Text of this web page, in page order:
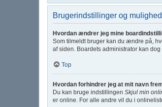
Brugerindstillinger og
Hvordan ændrer jeg mine
Som tilmeldt bruger kan du ændre på,
af siden. Boardets administrator kan
Top
Hvordan forhindrer jeg at mit navn
Du kan bruge indstillingen Skjul min
er online. For alle andre vil du i